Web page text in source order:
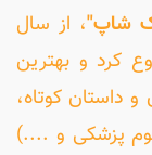
شاپ"، از سال
کرد و بهترین
داستان کوتاه،
پزشکی و ....)